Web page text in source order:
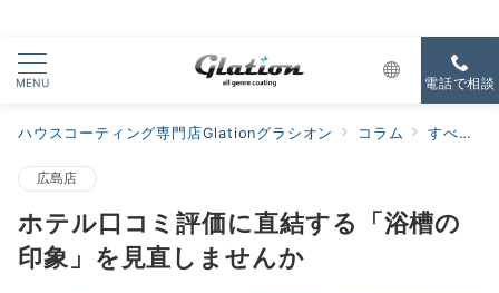
MENU 電話で相談
ハウスコーティング専門店Glationグラシオン コラム すべての新着
広島店
ホテル口コミ評価に直結する「浴槽の
印象」を見直しませんか